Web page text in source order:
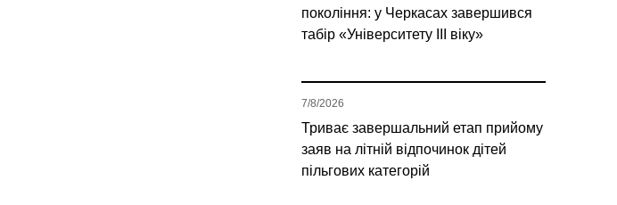
покоління: у Черкасах завершився
табір «Університету ІІІ віку»
Триває завершальний етап прийому
заяв на літній відпочинок дітей
пільгових категорій
7/8/2026